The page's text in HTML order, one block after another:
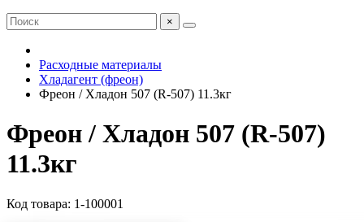
×
Расходные материалы
Хладагент (фреон)
Фреон / Хладон 507 (R-507) 11.3кг
Фреон / Хладон 507 (R-507)
11.3кг
Код товара: 1-100001